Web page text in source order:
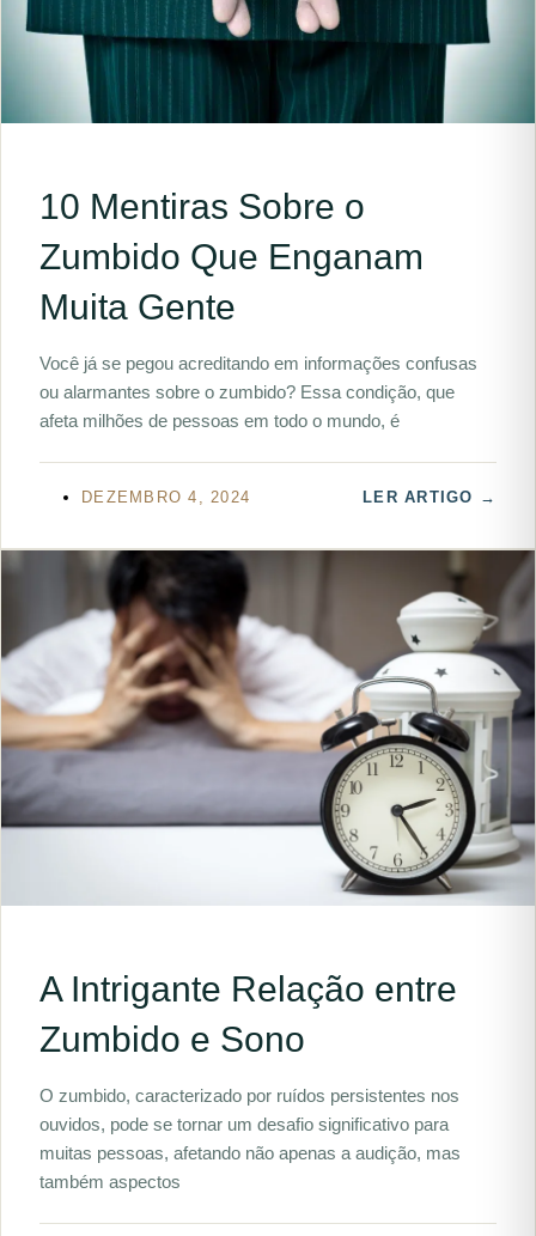
10 Mentiras Sobre o
Zumbido Que Enganam
Muita Gente
Você já se pegou acreditando em informações confusas
ou alarmantes sobre o zumbido? Essa condição, que
afeta milhões de pessoas em todo o mundo, é
DEZEMBRO 4, 2024 LER ARTIGO →
A Intrigante Relação entre
Zumbido e Sono
O zumbido, caracterizado por ruídos persistentes nos
ouvidos, pode se tornar um desafio significativo para
muitas pessoas, afetando não apenas a audição, mas
também aspectos